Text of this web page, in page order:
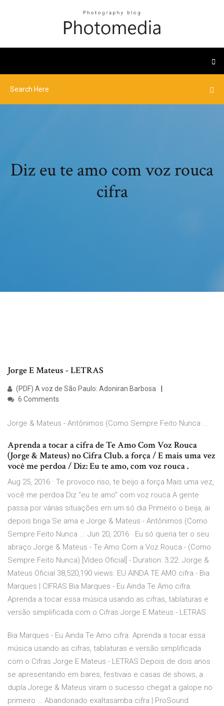
Diz eu te amo com voz rouca
cifra
Jorge E Mateus - LETRAS
(PDF) A voz de São Paulo: Adoniran Barbosa
6 Comments
Jorge & Mateus - Antônimos (Como Sempre Feito Nunca ...
Aprenda a tocar a cifra de Te Amo Com Voz Rouca
(Jorge & Mateus) no Cifra Club. a força / E mais uma vez
você me perdoa / Diz: Eu te amo, com voz rouca .
Aug 25, 2016 · Te provoco riso, te beijo a força Mais uma vez,
você me perdoa Diz "eu te amo" com voz rouca A gente
passa por várias situações em um só dia Primeiro o beija, ai
depois briga Se ama e Jorge & Mateus - Antônimos (Como
Sempre Feito Nunca ... Jun 20, 2016 · Eu só queria ter o seu
abraço Jorge & Mateus - Te Amo Com a Voz Rouca - (Como
Sempre Feito Nunca) [Vídeo Oficial] - Duration: 3:22. Jorge &
Mateus Oficial 38,520,190 views. EU AINDA TE AMO cifra - Bia
Marques | CIFRAS Bia Marques - Eu Ainda Te Amo cifra.
Aprenda a tocar essa música usando as cifras, tablaturas e
versão simplificada com o Cifras Jorge E Mateus - LETRAS
Bia Marques - Eu Ainda Te Amo cifra. Aprenda a tocar essa
música usando as cifras, tablaturas e versão simplificada
com o Cifras Jorge E Mateus - LETRAS Depois de dois anos
se apresentando em bares, festivais e casas de shows, a
dupla Jorege & Mateus viram o sucesso chegat a galope no
primeiro … Abandonado exaltasamba cifra | ProSound